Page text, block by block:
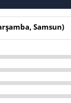
Samsun)